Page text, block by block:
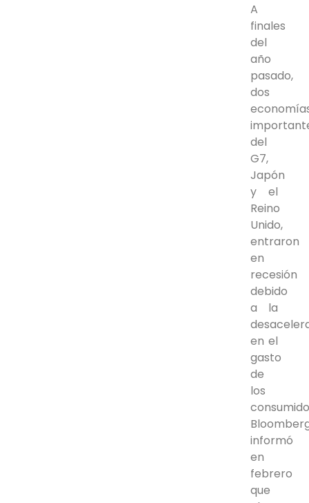
A
finales
del
año
pasado,
dos
del
G7,
Japón
y el
Reino
Unido,
entraron
en
recesión
debido
a la
en el
gasto
de
los
informó
en
febrero
que